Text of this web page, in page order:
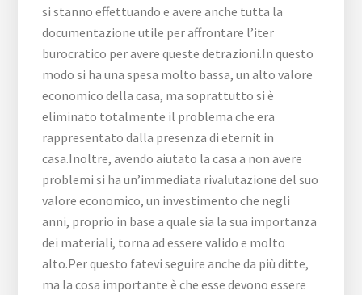
si stanno effettuando e avere anche tutta la
documentazione utile per affrontare l’iter
burocratico per avere queste detrazioni.In questo
modo si ha una spesa molto bassa, un alto valore
economico della casa, ma soprattutto si è
eliminato totalmente il problema che era
rappresentato dalla presenza di eternit in
casa.Inoltre, avendo aiutato la casa a non avere
problemi si ha un’immediata rivalutazione del suo
valore economico, un investimento che negli
anni, proprio in base a quale sia la sua importanza
dei materiali, torna ad essere valido e molto
alto.Per questo fatevi seguire anche da più ditte,
ma la cosa importante è che esse devono essere